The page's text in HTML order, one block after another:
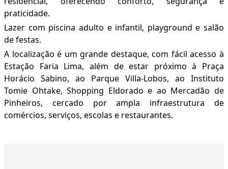
praticidade.
Lazer com piscina adulto e infantil, playground e salão
de festas.
A localização é um grande destaque, com fácil acesso à
Estação Faria Lima, além de estar próximo à Praça
Horácio Sabino, ao Parque Villa-Lobos, ao Instituto
Tomie Ohtake, Shopping Eldorado e ao Mercadão de
Pinheiros, cercado por ampla infraestrutura de
comércios, serviços, escolas e restaurantes.